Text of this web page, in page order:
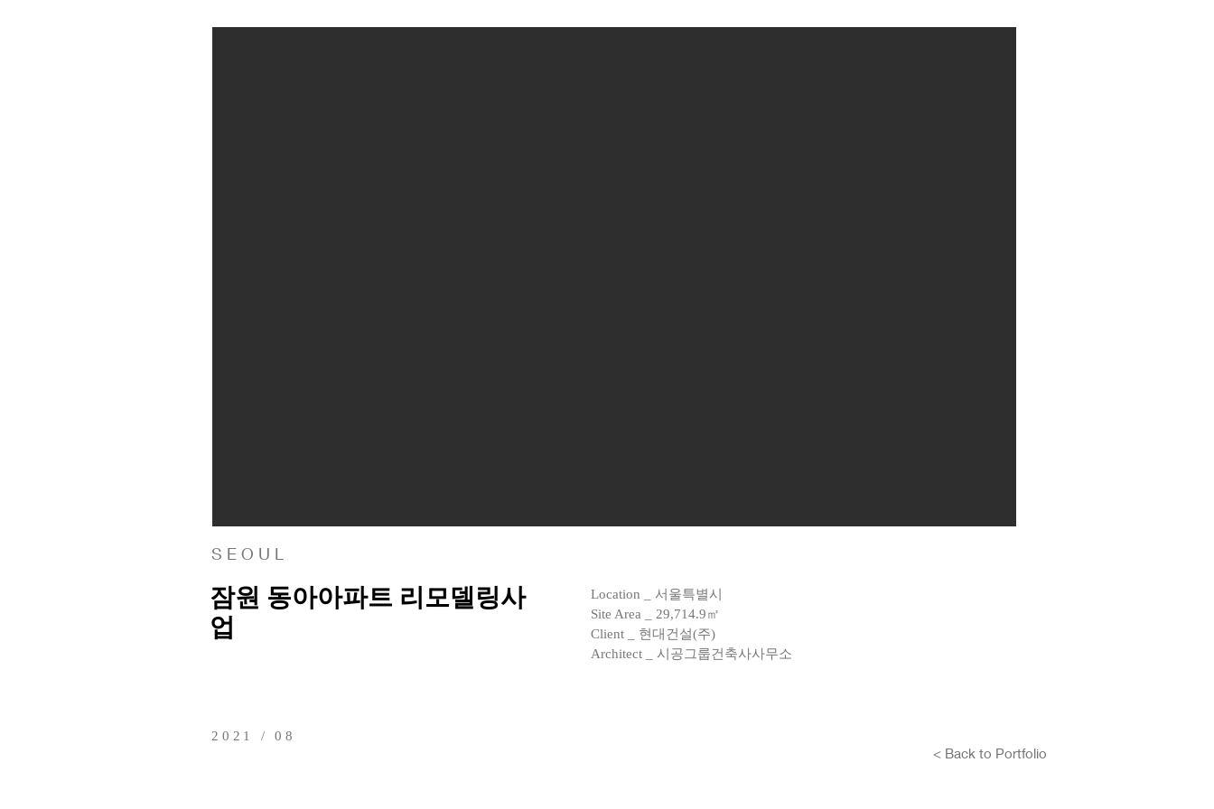
S E O U L
잠원 동아아파트 리모델링사
업
Location _ 서울특별시
Site Area _ 29,714.9㎡
Client _ 현대건설(주)
Architect _ 시공그룹건축사사무소
2021 / 08
< Back to Portfolio